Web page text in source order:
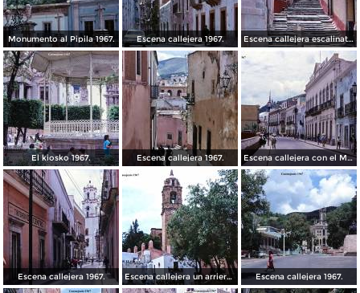
Monumento al Pipila 1967. Escena callejera 1967. Escena callejera escalinata 1967.
El kiosko 1967. Escena callejera 1967. Escena callejera con el Mto al Pipila al fondo 1967.
Escena callejera 1967. Escena callejera un arriero 1967. Escena callejera 1967.